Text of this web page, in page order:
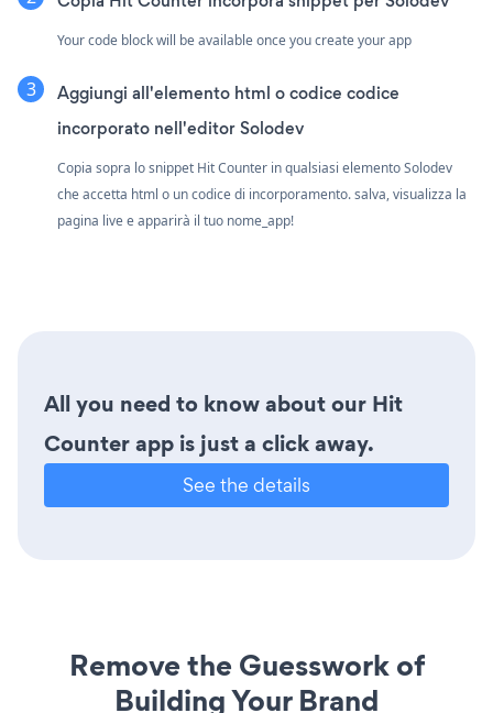
Your code block will be available once you create your app
Aggiungi all'elemento html o codice codice
incorporato nell'editor Solodev
Copia sopra lo snippet Hit Counter in qualsiasi elemento Solodev
che accetta html o un codice di incorporamento. salva, visualizza la
pagina live e apparirà il tuo nome_app!
All you need to know about our Hit
Counter app is just a click away.
See the details
Remove the Guesswork of
Building Your Brand